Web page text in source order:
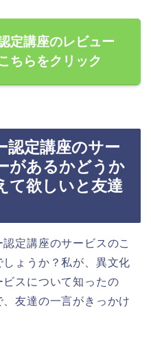
定講座のレビュー
ちらをクリック
認定講座のサー
があるかどうか
て欲しいと友達
定講座のサービスのこ
ょうか？私が、異文化
スについて知ったの
友達の一言がきっかけ